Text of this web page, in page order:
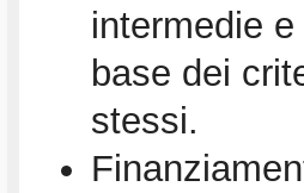
intermedie
base dei
stessi.